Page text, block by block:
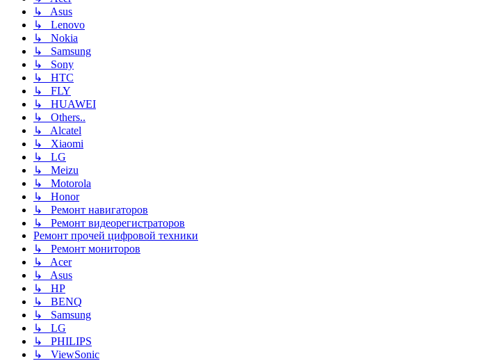
↳ Asus
↳ Lenovo
↳ Nokia
↳ Samsung
↳ Sony
↳ HTC
↳ FLY
↳ HUAWEI
↳ Others..
↳ Alcatel
↳ Xiaomi
↳ LG
↳ Meizu
↳ Motorola
↳ Honor
↳ Ремонт навигаторов
↳ Ремонт видеорегистраторов
Ремонт прочей цифровой техники
↳ Ремонт мониторов
↳ Acer
↳ Asus
↳ HP
↳ BENQ
↳ Samsung
↳ LG
↳ PHILIPS
↳ ViewSonic